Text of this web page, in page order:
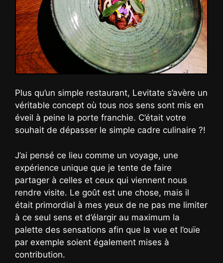
Plus qu’un simple restaurant, Levitate s’avère un
véritable concept où tous nos sens sont mis en
éveil à peine la porte franchie. C’était votre
souhait de dépasser le simple cadre culinaire ?!
J’ai pensé ce lieu comme un voyage, une
expérience unique que je tente de faire
partager à celles et ceux qui viennent nous
rendre visite. Le goût est une chose, mais il
était primordial à mes yeux de ne pas me limiter
à ce seul sens et d’élargir au maximum la
palette des sensations afin que la vue et l’ouïe
par exemple soient également mises à
contribution.